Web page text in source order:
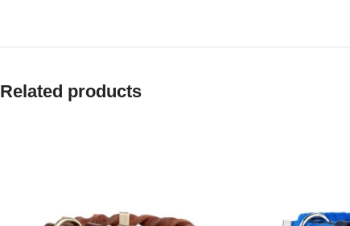
Related products